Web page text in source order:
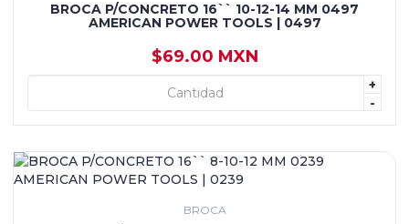
BROCA P/CONCRETO 16`` 10-12-14 MM 0497
AMERICAN POWER TOOLS | 0497
$69.00 MXN
+
-
+ AGREGAR
BROCA